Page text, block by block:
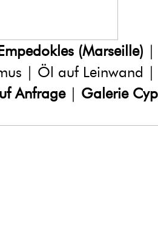
(Marseille) |
| Öl auf Leinwand
Anfrage| Galerie